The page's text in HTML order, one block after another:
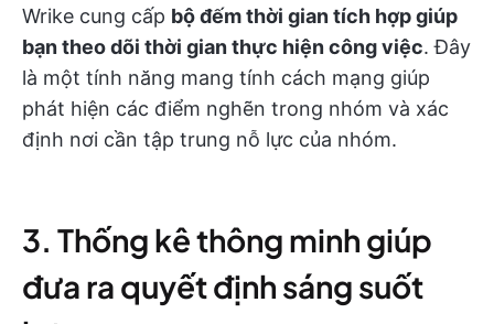
Wrike cung cấp bộ đếm thời gian tích hợp giúp
bạn theo dõi thời gian thực hiện công việc. Đây
là một tính năng mang tính cách mạng giúp
phát hiện các điểm nghẽn trong nhóm và xác
định nơi cần tập trung nỗ lực của nhóm.
3. Thống kê thông minh giúp
đưa ra quyết định sáng suốt